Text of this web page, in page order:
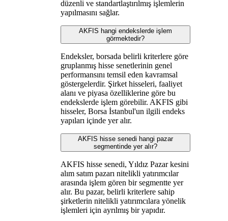
düzenli ve standartlaştırılmış işlemlerin
yapılmasını sağlar.
AKFIS hangi endekslerde işlem
görmektedir?
Endeksler, borsada belirli kriterlere göre
gruplanmış hisse senetlerinin genel
performansını temsil eden kavramsal
göstergelerdir. Şirket hisseleri, faaliyet
alanı ve piyasa özelliklerine göre bu
endekslerde işlem görebilir. AKFIS gibi
hisseler, Borsa İstanbul'un ilgili endeks
yapıları içinde yer alır.
AKFIS hisse senedi hangi pazar
segmentinde yer alır?
AKFIS hisse senedi, Yıldız Pazar kesini
alım satım pazarı nitelikli yatırımcılar
arasında işlem gören bir segmentte yer
alır. Bu pazar, belirli kriterlere sahip
şirketlerin nitelikli yatırımcılara yönelik
işlemleri için ayrılmış bir yapıdır.